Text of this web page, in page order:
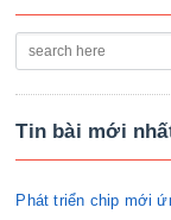
Tin bài mới
Phát triển chip mới